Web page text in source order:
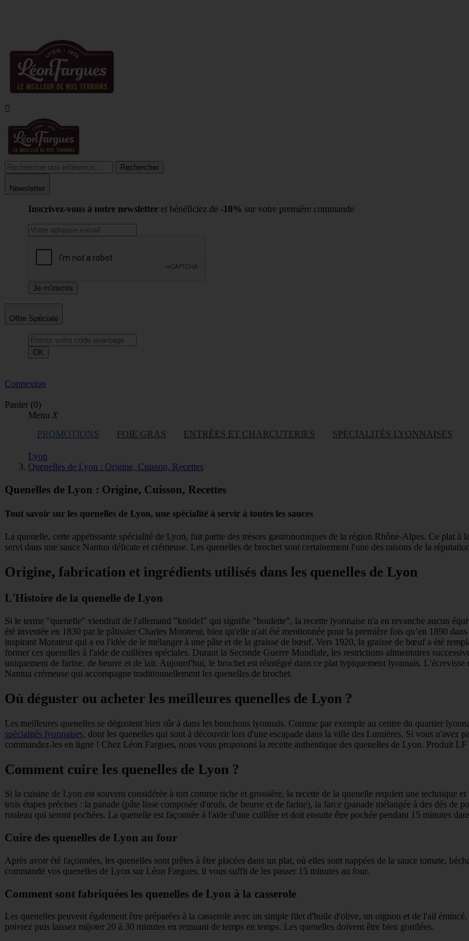

Rechercher
Newsletter
Inscrivez-vous à notre newsletter et bénéficiez de -10% sur votre première commande
Offre Spéciale
OK
Connexion
Panier (0)
Menu X
PROMOTIONS
FOIE GRAS ENTRÉES ET CHARCUTERIES SPÉCIALITÉS LYONNAISES
Lyon
Quenelles de Lyon : Origine, Cuisson, Recettes
Quenelles de Lyon : Origine, Cuisson, Recettes
Tout savoir sur les quenelles de Lyon, une spécialité à servir à toutes les sauces
La quenelle, cette appétissante spécialité de Lyon, fait partie des trésors gastronomiques de la région Rhône-Alpes. Ce plat
servi dans une sauce Nantua délicate et crémeuse. Les quenelles de brochet sont certainement l'une des raisons de la
Origine, fabrication et ingrédients utilisés dans les quenelles de Lyon
L'Histoire de la quenelle de Lyon
Si le terme "quenelle" viendrait de l'allemand "knödel" qui signifie "boulette", la recette lyonnaise n'a en revanche aucun
été inventée en 1830 par le pâtissier Charles Morateur, bien qu'elle n'ait été mentionnée pour la première fois qu’en 1890
inspirant Morateur qui a eu l'idée de le mélanger à une pâte et de la graisse de bœuf. Vers 1920, la graisse de bœuf a été
former ces quenelles à l'aide de cuillères spéciales. Durant la Seconde Guerre Mondiale, les restrictions alimentaires
uniquement de farine, de beurre et de lait. Aujourd'hui, le brochet est réintégré dans ce plat typiquement lyonnais.
Nantua crémeuse qui accompagne traditionnellement les quenelles de brochet.
Où déguster ou acheter les meilleures quenelles de Lyon ?
Les meilleures quenelles se dégustent bien sûr à dans les bouchons lyonnais. Comme par exemple au centre du quartier
spécialités lyonnaises, dont les quenelles qui sont à découvrir lors d'une escapade dans la ville des Lumières. Si vous n'avez
commandez-les en ligne ! Chez Léon Fargues, nous vous proposons la recette authentique des quenelles de Lyon. Produit LF
Comment cuire les quenelles de Lyon ?
Si la cuisine de Lyon est souvent considérée à tort comme riche et grossière, la recette de la quenelle requiert une technique
trois étapes précises : la panade (pâte lisse composée d'œufs, de beurre et de farine), la farce (panade mélangée à des dés
rouleau qui seront pochées. La quenelle est façonnée à l'aide d'une cuillère et doit ensuite être pochée pendant 15 minutes
Cuire des quenelles de Lyon au four
Après avoir été façonnées, les quenelles sont prêtes à être placées dans un plat, où elles sont nappées de la sauce tomate,
commandé vos quenelles de Lyon sur Léon Fargues, il vous suffit de les passer 15 minutes au four.
Comment sont fabriquées les quenelles de Lyon à la casserole
Les quenelles peuvent également être préparées à la casserole avec un simple filet d'huile d'olive, un oignon et de l'ail
poivrez puis laissez mijoter 20 à 30 minutes en remuant de temps en temps. Les quenelles doivent être bien gonflées.